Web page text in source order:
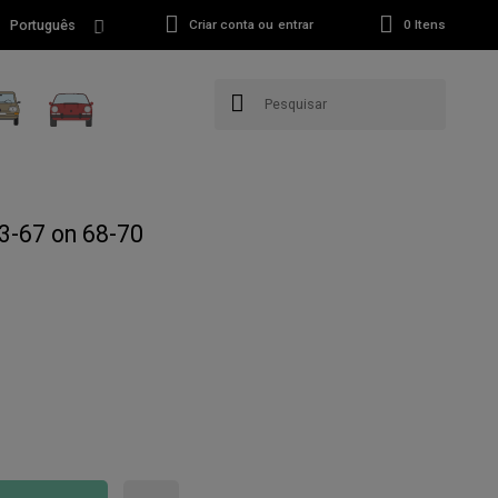
Português Criar conta ou entrar 0 Itens
67 on 68-70